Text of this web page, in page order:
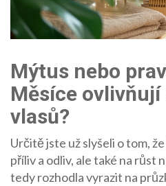
Mýtus nebo
Měsíce
vlasů?
Určitě jste už slyšeli o tom,
příliv a odliv, ale také na růst
tedy rozhodla vyrazit na